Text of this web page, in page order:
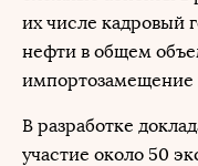
их числе кадровый
нефти в общем
импортозамещение
В разработке
участие около 50